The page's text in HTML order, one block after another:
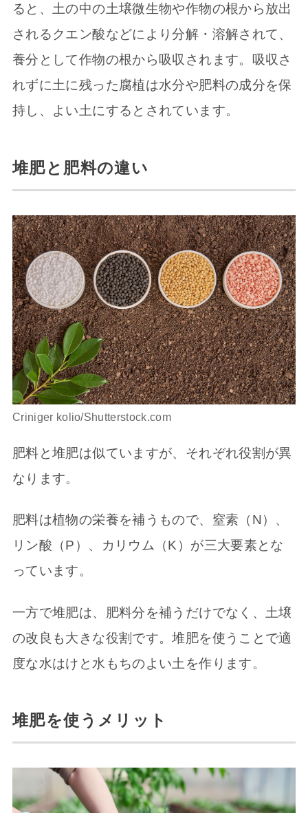
ると、土の中の土壌微生物や作物の根から放出
されるクエン酸などにより分解・溶解されて、
養分として作物の根から吸収されます。吸収さ
れずに土に残った腐植は水分や肥料の成分を保
持し、よい土にするとされています。
堆肥と肥料の違い
Criniger kolio/Shutterstock.com
肥料と堆肥は似ていますが、それぞれ役割が異
なります。
肥料は植物の栄養を補うもので、窒素（N）、
リン酸（P）、カリウム（K）が三大要素とな
っています。
一方で堆肥は、肥料分を補うだけでなく、土壌
の改良も大きな役割です。堆肥を使うことで適
度な水はけと水もちのよい土を作ります。
堆肥を使うメリット